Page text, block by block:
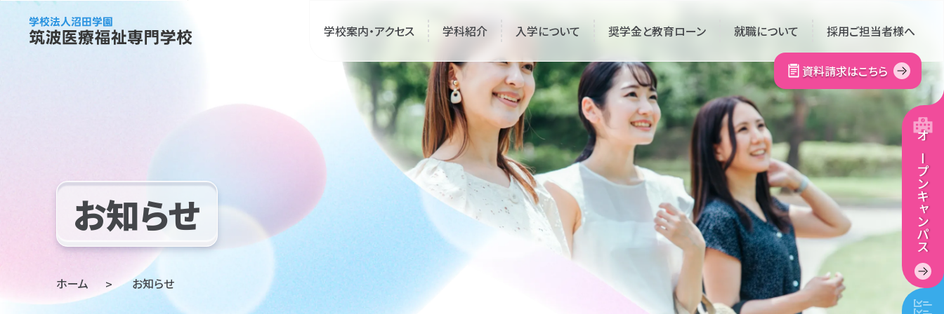
学校案内・アクセス 学科紹介 入学について 奨学金と教育ローン 就職について 採用ご担当者様へ
資料請求はこちら
オープン
キャンパス
お知らせ
ホーム お知らせ